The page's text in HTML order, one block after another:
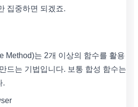
집중하면 되겠죠.
Method)는 2개 이상의 함수를 활용
드는 기법입니다. 보통 합성 함수는
.